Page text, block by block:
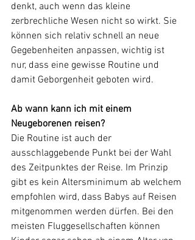
denkt, auch wenn das kleine
zerbrechliche Wesen nicht so wirkt. Sie
können sich relativ schnell an neue
Gegebenheiten anpassen, wichtig ist
nur, dass eine gewisse Routine und
damit Geborgenheit geboten wird.
Ab wann kann ich mit einem
Neugeborenen reisen?
Die Routine ist auch der
ausschlaggebende Punkt bei der Wahl
des Zeitpunktes der Reise. Im Prinzip
gibt es kein Altersminimum ab welchem
empfohlen wird, dass Babys auf Reisen
mitgenommen werden dürfen. Bei den
meisten Fluggesellschaften können